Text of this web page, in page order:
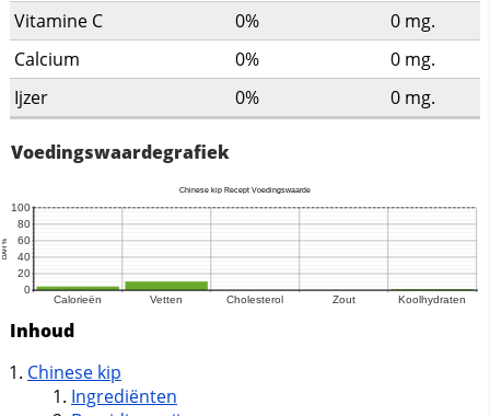
Vitamine C 0% 0 mg.
Calcium
0% 0 mg.
Ijzer
0% 0 mg.
Voedingswaardegrafiek
Inhoud
Chinese kip
Ingrediënten